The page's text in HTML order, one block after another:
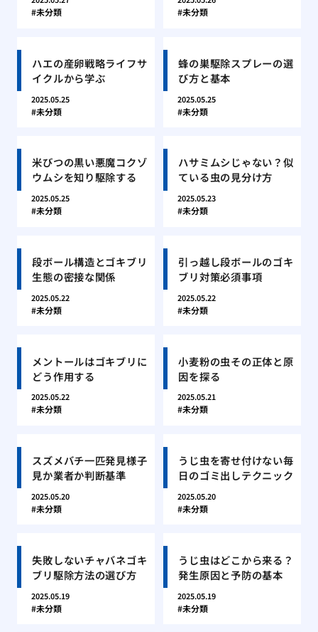
未分類 未分類
ハエの産卵戦略ライフサ
イクルから学ぶ
2025.05.25
未分類
蜂の巣駆除スプレーの選
び方と基本
2025.05.25
未分類
米びつの黒い悪魔コクゾ
ウムシを知り駆除する
2025.05.25
未分類
ハサミムシじゃない？似
ている虫の見分け方
2025.05.23
未分類
段ボール構造とゴキブリ
生態の密接な関係
2025.05.22
未分類
引っ越し段ボールのゴキ
ブリ対策必須事項
2025.05.22
未分類
メントールはゴキブリに
どう作用する
2025.05.22
未分類
小麦粉の虫その正体と原
因を探る
2025.05.21
未分類
スズメバチ一匹発見様子
見か業者か判断基準
2025.05.20
未分類
うじ虫を寄せ付けない毎
日のゴミ出しテクニック
2025.05.20
未分類
失敗しないチャバネゴキ
ブリ駆除方法の選び方
2025.05.19
未分類
うじ虫はどこから来る？
発生原因と予防の基本
2025.05.19
未分類